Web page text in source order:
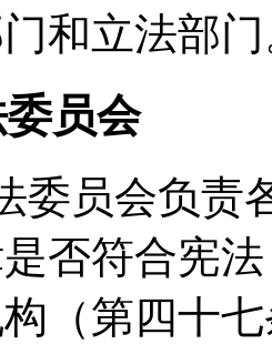
和立法部
员会
委员会负责
否符合宪
（第四十